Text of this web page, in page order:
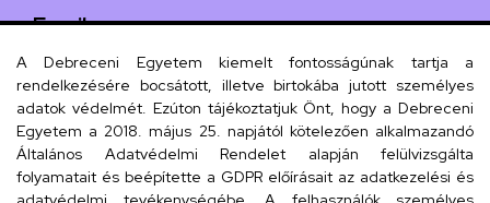
Email
iskola@kossuth-alt.unideb.hu
Cím
4024 Debrecen, Kossuth utca 33.
A Debreceni Egyetem kiemelt fontosságúnak tartja a
rendelkezésére bocsátott, illetve birtokába jutott személyes
adatok védelmét. Ezúton tájékoztatjuk Önt, hogy a Debreceni
Egyetem a 2018. május 25. napjától kötelezően alkalmazandó
Általános Adatvédelmi Rendelet alapján felülvizsgálta
folyamatait és beépítette a GDPR előírásait az adatkezelési és